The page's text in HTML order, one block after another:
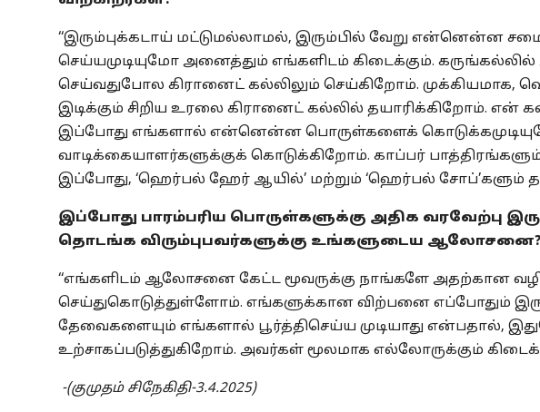
‘‘இரும்புக்கடாய் மட்டுமல்லாமல், இரும்பில் வேறு என்னென்ன
செய்யமுடியுமோ அனைத்தும் எங்களிடம் கிடைக்கும்.
செய்வதுபோல கிரானைட் கல்லிலும் செய்கிறோம். முக்கியமாக,
இடிக்கும் சிறிய உரலை கிரானைட் கல்லில் தயாரிக்கிறோம். என்
இப்போது எங்களால் என்னென்ன பொருள்களைக்
வாடிக்கையாளர்களுக்குக் கொடுக்கிறோம். காப்பர்
இப்போது, ‘ஹெர்பல் ஹேர் ஆயில்’ மற்றும் ‘ஹெர்பல் சோப்’களும்
இப்போது பாரம்பரிய பொருள்களுக்கு அதிக வரவேற்பு
தொடங்க விரும்புபவர்களுக்கு உங்களுடைய ஆலோசனை?
‘‘எங்களிடம் ஆலோசனை கேட்ட மூவருக்கு நாங்களே அதற்கான
செய்துகொடுத்துள்ளோம். எங்களுக்கான விற்பனை எப்போதும்
தேவைகளையும் எங்களால் பூர்த்திசெய்ய முடியாது என்பதால்,
உற்சாகப்படுத்துகிறோம். அவர்கள் மூலமாக எல்லோருக்கும்
-(குமுதம் சிநேகிதி-3.4.2025)